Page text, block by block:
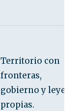
Territorio con
fronteras,
gobierno y leyes
propias.